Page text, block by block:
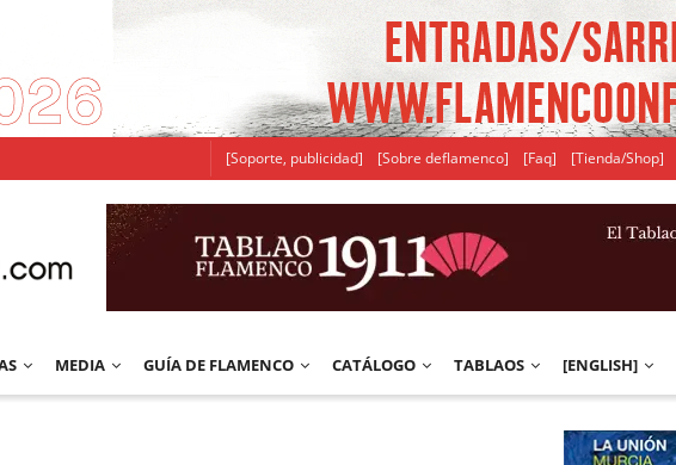
[Soporte, publicidad] [Sobre deflamenco] [Faq] [Tienda/Shop]
MEDIA GUÍA DE FLAMENCO CATÁLOGO TABLAOS [ENGLISH]